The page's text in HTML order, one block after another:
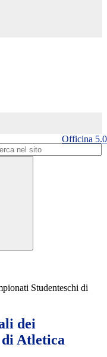
Officina 5.0
Studenteschi di
dei
di Atletica